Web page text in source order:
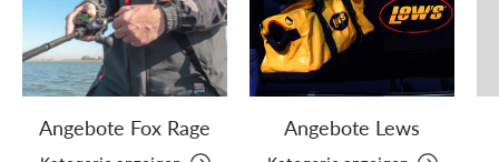
Angebote Fox Rage Angebote Lews